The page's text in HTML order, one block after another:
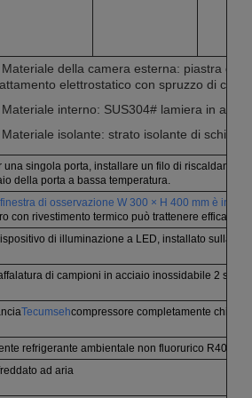
Materiale della camera esterna: piastra di
elettrostatico con spruzzo di
Materiale interno: SUS304# lamiera in
Materiale isolante: strato isolante di
una singola porta, installare un filo di
della porta a bassa temperatura.
di osservazione W 300 × H 400 mm è
con rivestimento termico può trattenere
di illuminazione a LED, installato sulla
di campioni in acciaio inossidabile 2
Tecumsehcompressore completamente chiuso
refrigerante ambientale non fluorurico R404A,
ad aria